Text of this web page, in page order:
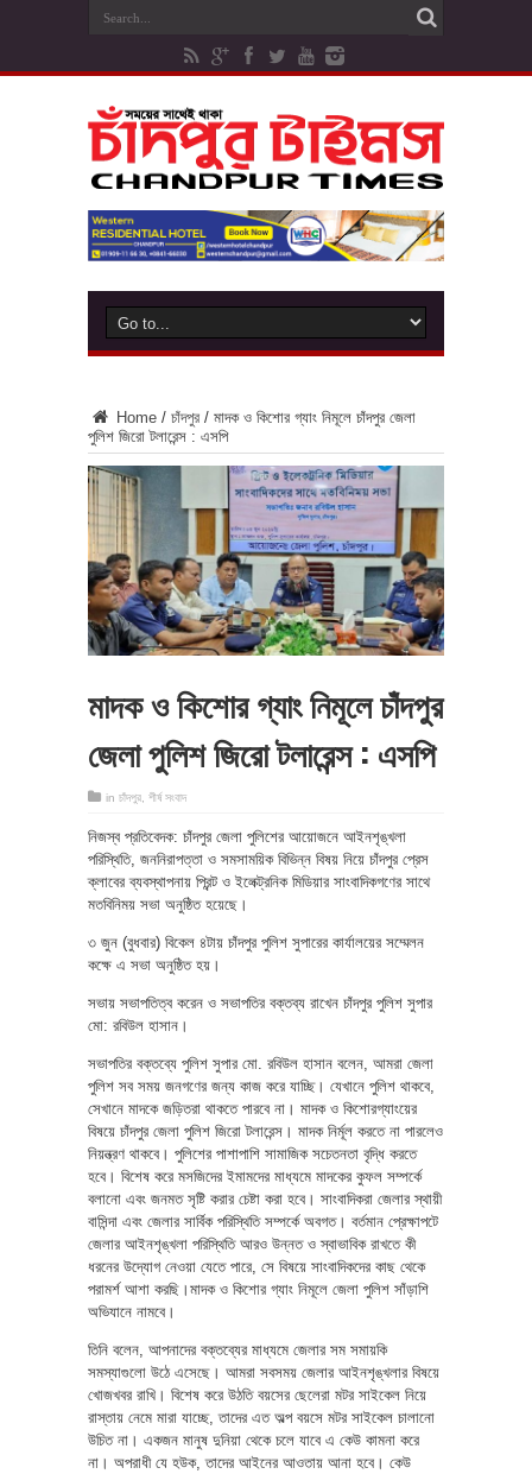
Home / চাঁদপুর / মাদক ও কিশোর গ্যাং নিমূলে চাঁদপুর জেলা
পুলিশ জিরো টলারেন্স : এসপি
মাদক ও কিশোর গ্যাং নিমূলে চাঁদপুর
জেলা পুলিশ জিরো টলারেন্স : এসপি
in চাঁদপুর শীর্ষ সংবাদ
নিজস্ব প্রতিবেদক: চাঁদপুর জেলা পুলিশের আয়োজনে আইনশৃঙ্খলা
পরিস্থিতি, জননিরাপত্তা ও সমসাময়িক বিভিন্ন বিষয় নিয়ে চাঁদপুর প্রেস
ক্লাবের ব্যবস্থাপনায় প্রিন্ট ও ইলেক্ট্রনিক মিডিয়ার সাংবাদিকগণের সাথে
মতবিনিময় সভা অনুষ্ঠিত হয়েছে।
৩ জুন (বুধবার) বিকেল ৪টায় চাঁদপুর পুলিশ সুপারের কার্যালয়ের সম্মেলন
কক্ষে এ সভা অনুষ্ঠিত হয়।
সভায় সভাপতিত্ব করেন ও সভাপতির বক্তব্য রাখেন চাঁদপুর পুলিশ সুপার
মো: রবিউল হাসান।
সভাপতির বক্তব্যে পুলিশ সুপার মো. রবিউল হাসান বলেন, আমরা জেলা
পুলিশ সব সময় জনগণের জন্য কাজ করে যাচ্ছি। যেখানে পুলিশ থাকবে,
সেখানে মাদকে জড়িতরা থাকতে পারবে না। মাদক ও কিশোরগ্যাংয়ের
বিষয়ে চাঁদপুর জেলা পুলিশ জিরো টলারেন্স। মাদক নির্মূল করতে না পারলেও
নিয়ন্ত্রণ থাকবে। পুলিশের পাশাপাশি সামাজিক সচেতনতা বৃদ্ধি করতে
হবে। বিশেষ করে মসজিদের ইমামদের মাধ্যমে মাদকের কুফল সম্পর্কে
বলানো এবং জনমত সৃষ্টি করার চেষ্টা করা হবে। সাংবাদিকরা জেলার স্থায়ী
বাসিন্দা এবং জেলার সার্বিক পরিস্থিতি সম্পর্কে অবগত। বর্তমান প্রেক্ষাপটে
জেলার আইনশৃঙ্খলা পরিস্থিতি আরও উন্নত ও স্বাভাবিক রাখতে কী
ধরনের উদ্যোগ নেওয়া যেতে পারে, সে বিষয়ে সাংবাদিকদের কাছ থেকে
পরামর্শ আশা করছি।মাদক ও কিশোর গ্যাং নিমূলে জেলা পুলিশ সাঁড়াশি
অভিযানে নামবে।
তিনি বলেন, আপনাদের বক্তব্যের মাধ্যমে জেলার সম সমায়কি
সমস্যাগুলো উঠে এসেছে। আমরা সবসময় জেলার আইনশৃঙ্খলার বিষয়ে
খোজখবর রাখি। বিশেষ করে উঠতি বয়সের ছেলেরা মটর সাইকেল নিয়ে
রাস্তায় নেমে মারা যাচ্ছে, তাদের এত অল্প বয়সে মটর সাইকেল চালানো
উচিত না। একজন মানুষ দুনিয়া থেকে চলে যাবে এ কেউ কামনা করে
না। অপরাধী যে হউক, তাদের আইনের আওতায় আনা হবে। কেউ